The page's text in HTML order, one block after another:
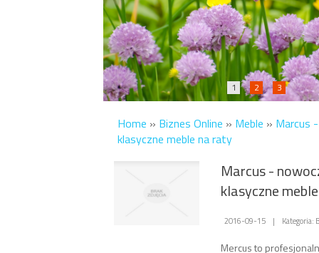
1 2 3
Home » Biznes Online » Meble » Marcus
klasyczne meble na raty
Marcus -
klasyczne
2016-09-15 |
Mercus to